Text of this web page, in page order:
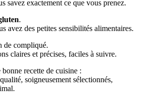
savez exactement ce que vous prenez.
.
avez des petites sensibilités alimentaires.
de compliqué.
claires et précises, faciles à suivre.
recette de cuisine :
soigneusement sélectionnés,